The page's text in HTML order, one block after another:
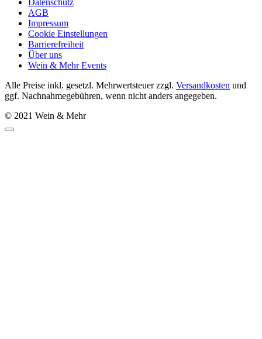
AGB
Impressum
Cookie Einstellungen
Barrierefreiheit
Über uns
Wein & Mehr Events
Alle Preise inkl. gesetzl. Mehrwertsteuer zzgl. Versandkosten und
ggf. Nachnahmegebühren, wenn nicht anders angegeben.
© 2021 Wein & Mehr